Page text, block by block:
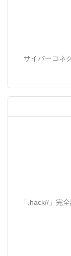
サイバーコネ
「.hack//」完